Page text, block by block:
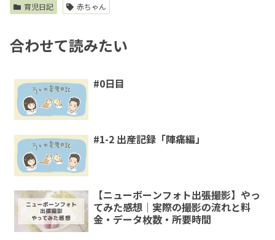
育児日記 赤ちゃん
合わせて読みたい
#0日目
#1-2 出産記録「陣痛編」
【ニューボーンフォト出張撮影】やっ
てみた感想｜実際の撮影の流れと料
金・データ枚数・所要時間